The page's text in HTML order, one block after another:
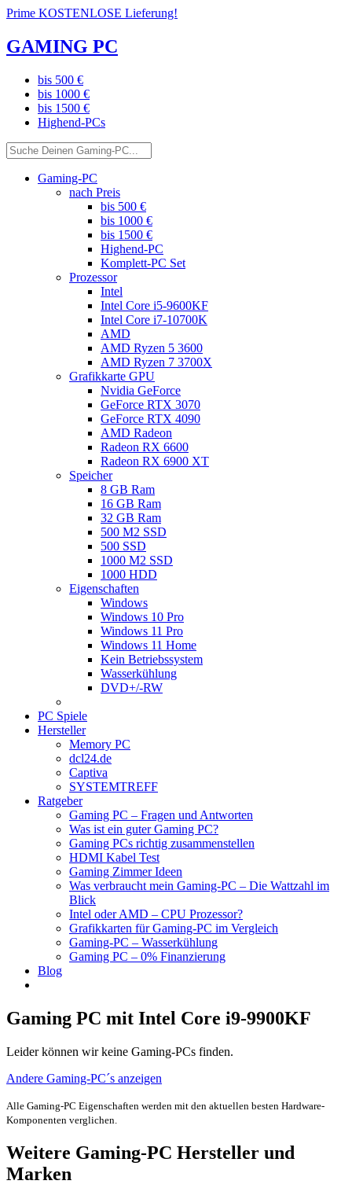
Prime KOSTENLOSE Lieferung!
GAMING PC
bis 500 €
bis 1000 €
bis 1500 €
Highend-PCs
Gaming-PC
nach Preis
bis 500 €
bis 1000 €
bis 1500 €
Highend-PC
Komplett-PC Set
Prozessor
Intel
Intel Core i5-9600KF
Intel Core i7-10700K
AMD
AMD Ryzen 5 3600
AMD Ryzen 7 3700X
Grafikkarte GPU
Nvidia GeForce
GeForce RTX 3070
GeForce RTX 4090
AMD Radeon
Radeon RX 6600
Radeon RX 6900 XT
Speicher
8 GB Ram
16 GB Ram
32 GB Ram
500 M2 SSD
500 SSD
1000 M2 SSD
1000 HDD
Eigenschaften
Windows
Windows 10 Pro
Windows 11 Pro
Windows 11 Home
Kein Betriebssystem
Wasserkühlung
DVD+/-RW
PC Spiele
Hersteller
Memory PC
dcl24.de
Captiva
SYSTEMTREFF
Ratgeber
Gaming PC – Fragen und Antworten
Was ist ein guter Gaming PC?
Gaming PCs richtig zusammenstellen
HDMI Kabel Test
Gaming Zimmer Ideen
Was verbraucht mein Gaming-PC – Die Wattzahl im
Blick
Intel oder AMD – CPU Prozessor?
Grafikkarten für Gaming-PC im Vergleich
Gaming-PC – Wasserkühlung
Gaming PC – 0% Finanzierung
Blog
Gaming PC mit Intel Core i9-9900KF
Leider können wir keine Gaming-PCs finden.
Andere Gaming-PC´s anzeigen
Alle Gaming-PC Eigenschaften werden mit den aktuellen besten Hardware-
Komponenten verglichen.
Weitere Gaming-PC Hersteller und
Marken